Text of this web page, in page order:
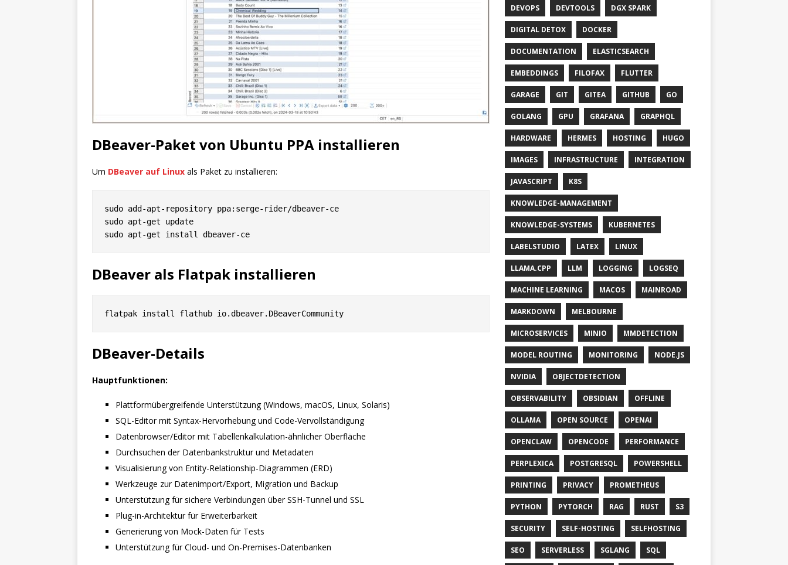
DBeaver-Paket von Ubuntu PPA installieren
Um DBeaver auf Linux als Paket zu installieren:
sudo add-apt-repository ppa:serge-rider/dbeaver-ce
sudo apt-get update
DBeaver als Flatpak installieren
DBeaver-Details
Hauptfunktionen:
Plattformübergreifende Unterstützung (Windows, macOS, Linux, Solaris)
SQL-Editor mit Syntax-Hervorhebung und Code-Vervollständigung
Datenbrowser/Editor mit Tabellenkalkulation-ähnlicher Oberfläche
Durchsuchen der Datenbankstruktur und Metadaten
Visualisierung von Entity-Relationship-Diagrammen (ERD)
Werkzeuge zur Datenimport/Export, Migration und Backup
Unterstützung für sichere Verbindungen über SSH-Tunnel und SSL
Plug-in-Architektur für Erweiterbarkeit
Generierung von Mock-Daten für Tests
Unterstützung für Cloud- und On-Premises-Datenbanken
DEVOPS DEVTOOLS DGX SPARK
DIGITAL DETOX DOCKER
DOCUMENTATION ELASTICSEARCH
EMBEDDINGS FILOFAX FLUTTER
GARAGE GIT GITEA GITHUB GO
GOLANG GPU GRAFANA GRAPHQL
HARDWARE HERMES HOSTING HUGO
IMAGES INFRASTRUCTURE INTEGRATION
JAVASCRIPT K8S
KNOWLEDGE-MANAGEMENT
KNOWLEDGE-SYSTEMS KUBERNETES
LABELSTUDIO LATEX LINUX
LLAMA.CPP LLM LOGGING LOGSEQ
MACHINE LEARNING MACOS MAINROAD
MARKDOWN MELBOURNE
MICROSERVICES MINIO MMDETECTION
MODEL ROUTING MONITORING NODE.JS
NVIDIA OBJECTDETECTION
OBSERVABILITY OBSIDIAN OFFLINE
OLLAMA OPEN SOURCE OPENAI
OPENCLAW OPENCODE PERFORMANCE
PERPLEXICA POSTGRESQL POWERSHELL
PRINTING PRIVACY PROMETHEUS
PYTHON PYTORCH RAG RUST S3
SECURITY SELF-HOSTING SELFHOSTING
SEO SERVERLESS SGLANG SQL